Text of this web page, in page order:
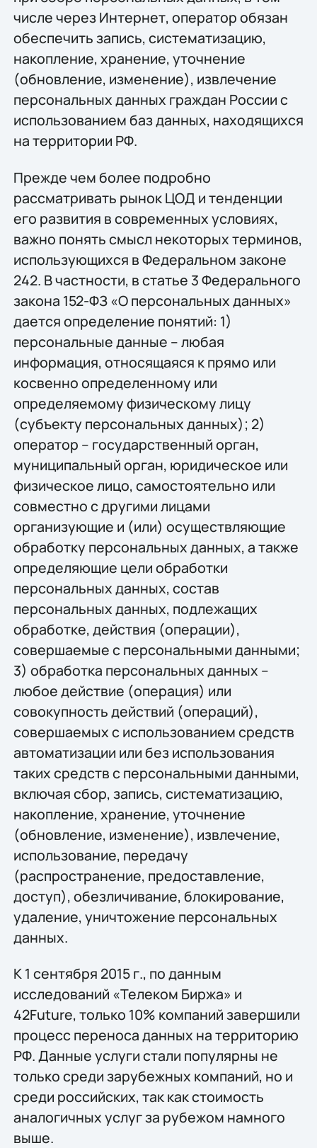
числе через Интернет, оператор обязан
обеспечить запись, систематизацию,
накопление, хранение, уточнение
(обновление, изменение), извлечение
персональных данных граждан России с
использованием баз данных, находящихся
на территории РФ.
Прежде чем более подробно
рассматривать рынок ЦОД и тенденции
его развития в современных условиях,
важно понять смысл некоторых терминов,
использующихся в Федеральном законе
242. В частности, в статье 3 Федерального
закона 152-ФЗ «О персональных данных»
дается определение понятий: 1)
персональные данные – любая
информация, относящаяся к прямо или
косвенно определенному или
определяемому физическому лицу
(субъекту персональных данных); 2)
оператор – государственный орган,
муниципальный орган, юридическое или
физическое лицо, самостоятельно или
совместно с другими лицами
организующие и (или) осуществляющие
обработку персональных данных, а также
определяющие цели обработки
персональных данных, состав
персональных данных, подлежащих
обработке, действия (операции),
совершаемые с персональными данными;
3) обработка персональных данных –
любое действие (операция) или
совокупность действий (операций),
совершаемых с использованием средств
автоматизации или без использования
таких средств с персональными данными,
включая сбор, запись, систематизацию,
накопление, хранение, уточнение
(обновление, изменение), извлечение,
использование, передачу
(распространение, предоставление,
доступ), обезличивание, блокирование,
удаление, уничтожение персональных
данных.
К 1 сентября 2015 г., по данным
исследований «Телеком Биржа» и
42Future, только 10% компаний завершили
процесс переноса данных на территорию
РФ. Данные услуги стали популярны не
только среди зарубежных компаний, но и
среди российских, так как стоимость
аналогичных услуг за рубежом намного
выше.